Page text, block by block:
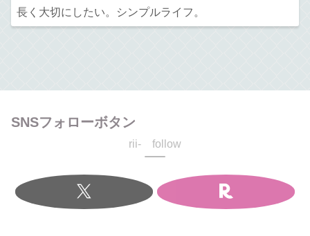
長く大切にしたい。シンプルライフ。
SNSフォローボタン
rii- follow